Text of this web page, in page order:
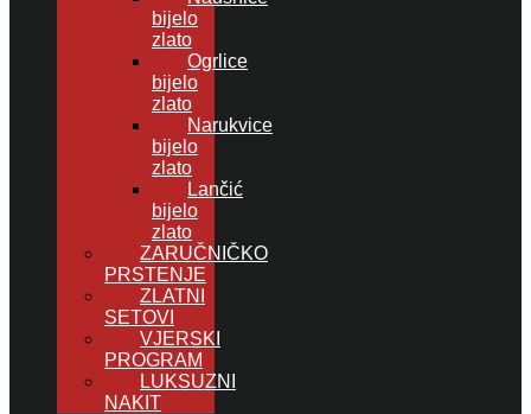
bijelo
zlato
Ogrlice
bijelo
zlato
Narukvice
bijelo
zlato
Lančić
bijelo
zlato
ZARUČNIČKO
PRSTENJE
ZLATNI
SETOVI
VJERSKI
PROGRAM
LUKSUZNI
NAKIT